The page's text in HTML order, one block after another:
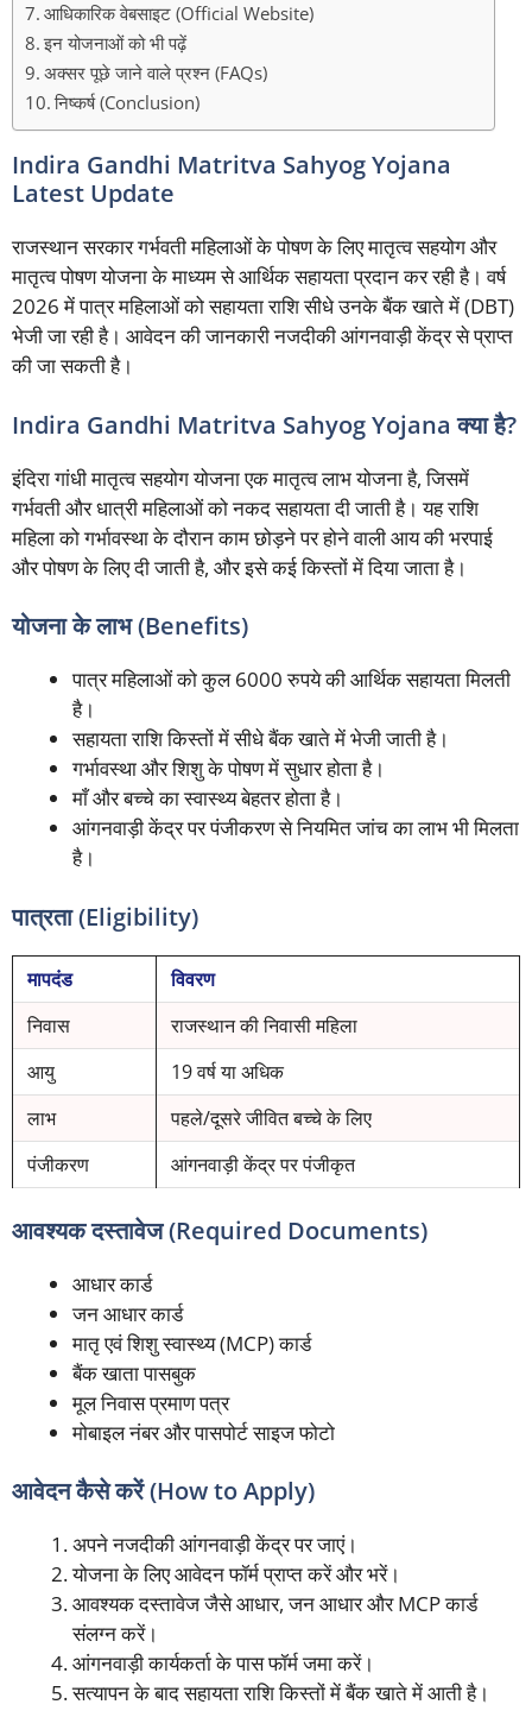
आधिकारिक वेबसाइट (Official Website)
इन योजनाओं को भी पढ़ें
अक्सर पूछे जाने वाले प्रश्न (FAQs)
निष्कर्ष (Conclusion)
Indira Gandhi Matritva Sahyog Yojana
Latest Update
राजस्थान सरकार गर्भवती महिलाओं के पोषण के लिए मातृत्व सहयोग और
मातृत्व पोषण योजना के माध्यम से आर्थिक सहायता प्रदान कर रही है। वर्ष
2026 में पात्र महिलाओं को सहायता राशि सीधे उनके बैंक खाते में (DBT)
भेजी जा रही है। आवेदन की जानकारी नजदीकी आंगनवाड़ी केंद्र से प्राप्त
की जा सकती है।
Indira Gandhi Matritva Sahyog Yojana क्या है?
इंदिरा गांधी मातृत्व सहयोग योजना एक मातृत्व लाभ योजना है, जिसमें
गर्भवती और धात्री महिलाओं को नकद सहायता दी जाती है। यह राशि
महिला को गर्भावस्था के दौरान काम छोड़ने पर होने वाली आय की भरपाई
और पोषण के लिए दी जाती है, और इसे कई किस्तों में दिया जाता है।
योजना के लाभ (Benefits)
पात्र महिलाओं को कुल 6000 रुपये की आर्थिक सहायता मिलती
है।
सहायता राशि किस्तों में सीधे बैंक खाते में भेजी जाती है।
गर्भावस्था और शिशु के पोषण में सुधार होता है।
माँ और बच्चे का स्वास्थ्य बेहतर होता है।
आंगनवाड़ी केंद्र पर पंजीकरण से नियमित जांच का लाभ भी मिलता
है।
पात्रता (Eligibility)
मापदंड
विवरण
निवास
राजस्थान की निवासी महिला
आयु
19 वर्ष या अधिक
लाभ
पहले/दूसरे जीवित बच्चे के लिए
पंजीकरण
आंगनवाड़ी केंद्र पर पंजीकृत
आवश्यक दस्तावेज (Required Documents)
आधार कार्ड
जन आधार कार्ड
मातृ एवं शिशु स्वास्थ्य (MCP) कार्ड
बैंक खाता पासबुक
मूल निवास प्रमाण पत्र
मोबाइल नंबर और पासपोर्ट साइज फोटो
आवेदन कैसे करें (How to Apply)
अपने नजदीकी आंगनवाड़ी केंद्र पर जाएं।
योजना के लिए आवेदन फॉर्म प्राप्त करें और भरें।
आवश्यक दस्तावेज जैसे आधार, जन आधार और MCP कार्ड
संलग्न करें।
आंगनवाड़ी कार्यकर्ता के पास फॉर्म जमा करें।
सत्यापन के बाद सहायता राशि किस्तों में बैंक खाते में आती है।